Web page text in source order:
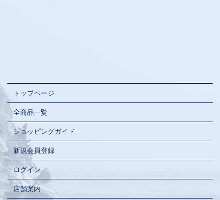
トップページ
全商品一覧
ショッピングガイド
新規会員登録
ログイン
店舗案内